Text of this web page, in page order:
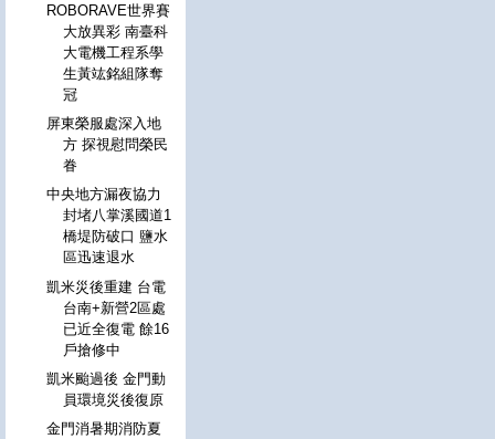
ROBORAVE世界賽
大放異彩 南臺科
大電機工程系學
生黃竑銘組隊奪
冠
屏東榮服處深入地
方 探視慰問榮民
眷
中央地方漏夜協力
封堵八掌溪國道1
橋堤防破口 鹽水
區迅速退水
凱米災後重建 台電
台南+新營2區處
已近全復電 餘16
戶搶修中
凱米颱過後 金門動
員環境災後復原
金門消暑期消防夏